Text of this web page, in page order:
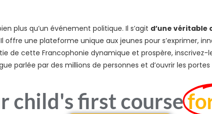
plus qu’un événement politique. Il s’agit d’une véritable
une plateforme unique aux jeunes pour s’exprimer,
de cette Francophonie dynamique et prospère, inscrivez-
parlée par des millions de personnes et d’ouvrir les portes
child's first course